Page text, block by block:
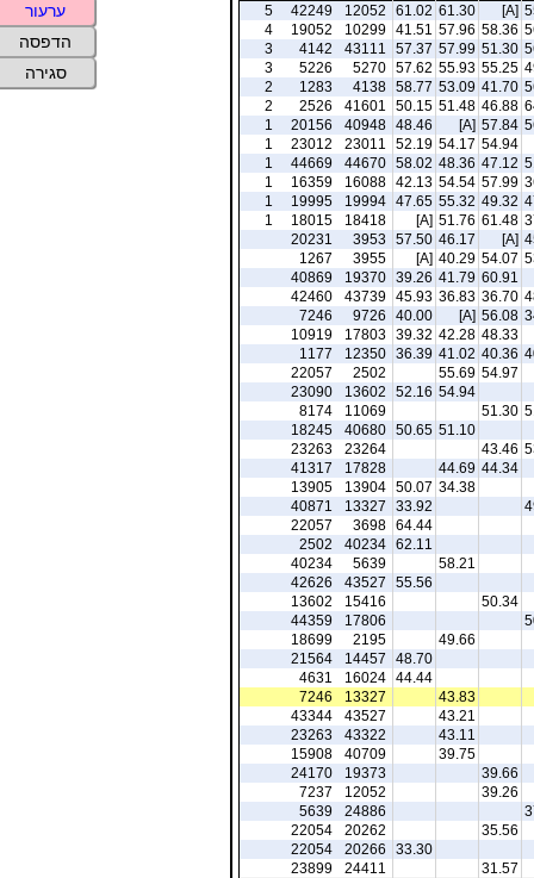
[A]
61.30
61.02
12052
42249
5
58.36
57.96
41.51
10299
19052
4
51.30
57.99
57.37
43111
4142
3
55.25
55.93
57.62
5270
5226
3
41.70
53.09
58.77
4138
1283
2
46.88
51.48
50.15
41601
2526
2
57.84
[A]
48.46
40948
20156
1
54.94
54.17
52.19
23011
23012
1
47.12
48.36
58.02
44670
44669
1
57.99
54.54
42.13
16088
16359
1
49.32
55.32
47.65
19994
19995
1
61.48
51.76
[A]
18418
18015
1
[A]
46.17
57.50
3953
20231
54.07
40.29
[A]
3955
1267
60.91
41.79
39.26
19370
40869
36.70
36.83
45.93
43739
42460
56.08
[A]
40.00
9726
7246
48.33
42.28
39.32
17803
10919
40.36
41.02
36.39
12350
1177
54.97
55.69
2502
22057
54.94
52.16
13602
23090
51.30
11069
8174
51.10
50.65
40680
18245
43.46
23264
23263
44.34
44.69
17828
41317
34.38
50.07
13904
13905
33.92
13327
40871
64.44
3698
22057
62.11
40234
2502
58.21
5639
40234
55.56
43527
42626
50.34
15416
13602
17806
44359
49.66
2195
18699
48.70
14457
21564
44.44
16024
4631
43.83
13327
7246
43.21
43527
43344
43.11
43322
23263
39.75
40709
15908
39.66
19373
24170
39.26
12052
7237
24886
5639
35.56
20262
22054
33.30
20266
22054
31.57
24411
23899
ערעור
הדפסה
סגירה